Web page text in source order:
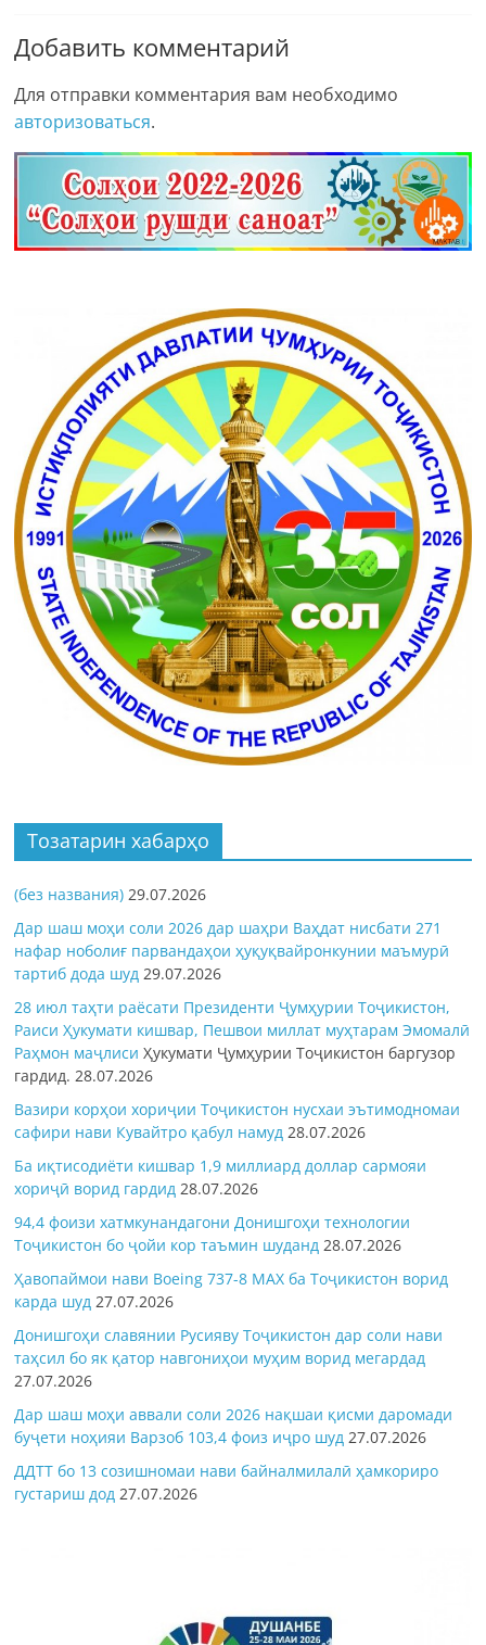
Добавить комментарий
Для отправки комментария вам необходимо
авторизоваться.
Тозатарин хабарҳо
(без названия) 29.07.2026
Дар шаш моҳи соли 2026 дар шаҳри Ваҳдат нисбати 271
нафар ноболиғ парвандаҳои ҳуқуқвайронкунии маъмурӣ
тартиб дода шуд 29.07.2026
28 июл таҳти раёсати Президенти Ҷумҳурии Тоҷикистон,
Раиси Ҳукумати кишвар, Пешвои миллат муҳтарам Эмомалӣ
Раҳмон маҷлисиҲукумати Ҷумҳурии Тоҷикистон баргузор
гардид.28.07.2026
Вазири корҳои хориҷии Тоҷикистон нусхаи эътимодномаи
сафири нави Кувайтро қабул намуд 28.07.2026
Ба иқтисодиёти кишвар 1,9 миллиард доллар сармояи
хориҷӣ ворид гардид 28.07.2026
94,4 фоизи хатмкунандагони Донишгоҳи технологии
Тоҷикистон бо ҷойи кор таъмин шуданд 28.07.2026
Ҳавопаймои нави Boeing 737-8 MAX ба Тоҷикистон ворид
карда шуд 27.07.2026
Донишгоҳи славянии Русияву Тоҷикистон дар соли нави
таҳсил бо як қатор навгониҳои муҳим ворид мегардад
27.07.2026
Дар шаш моҳи аввали соли 2026 нақшаи қисми даромади
буҷети ноҳияи Варзоб 103,4 фоиз иҷро шуд 27.07.2026
ДДТТ бо 13 созишномаи нави байналмилалӣ ҳамкориро
густариш дод 27.07.2026